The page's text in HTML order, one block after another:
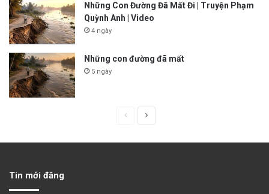
Những Con Đường Đã Mất Đi | Truyện Phạm
Quỳnh Anh | Video
4 ngày
Những con đường đã mất
5 ngày
Tin mới đăng